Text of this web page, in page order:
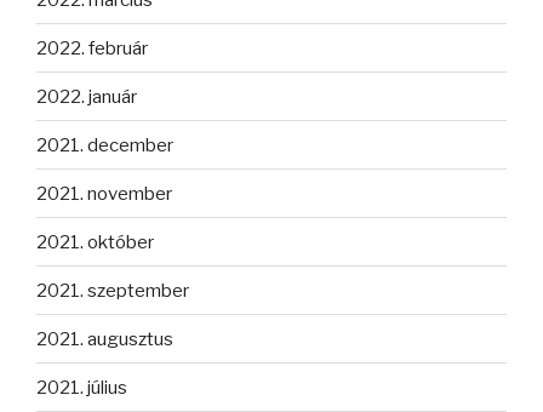
2022. február
2022. január
2021. december
2021. november
2021. október
2021. szeptember
2021. augusztus
2021. július